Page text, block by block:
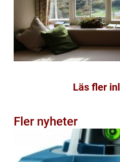
Läs fler
Fler nyheter